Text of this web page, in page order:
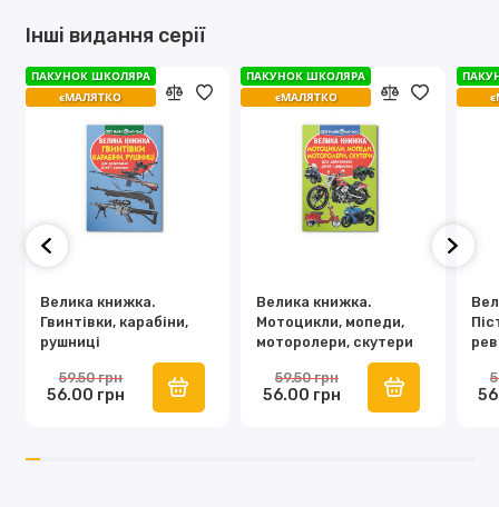
Інші видання серії
Велика книжка.
Гвинтівки, карабіни,
рушниці
ПАКУНОК ШКОЛЯРА
єМАЛЯТКО
ПАКУНОК ШКОЛЯРА
єМАЛЯТКО
56.00 грн
59.50 грн
Велика книжка.
Мотоцикли, мопеди,
моторолери, скутери
ПАКУНОК ШКОЛЯРА
єМАЛЯТКО
ПАКУНОК ШКОЛЯРА
єМАЛЯТКО
56.00 грн
59.50 грн